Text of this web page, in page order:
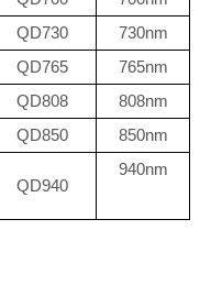
QD730
730nm
QD765
765nm
QD808
808nm
QD850 850nm
QD940
940nm